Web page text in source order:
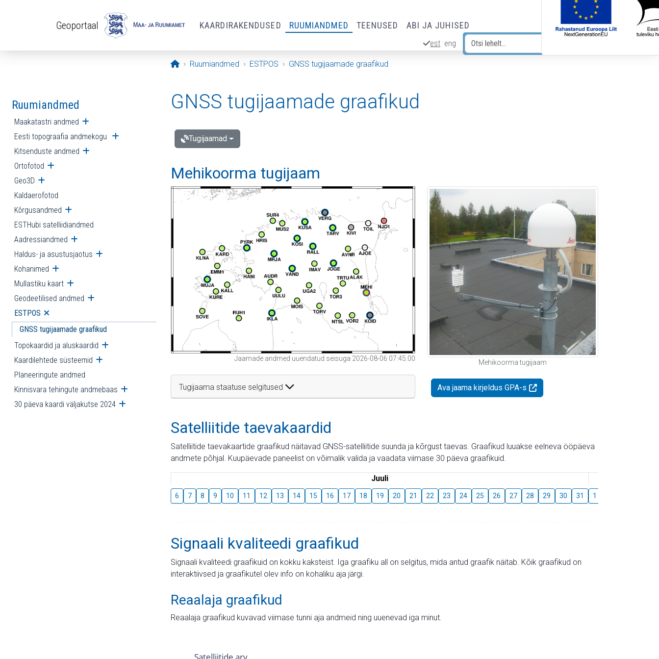
Geoportaal KAARDIRAKENDUSED RUUMIANDMED TEENUSED ABI JA JUHISED
est eng
Avaleht
Ruumiandmed ESTPOS GNSS tugijaamade graafikud
Ruumiandmed
Maakatastri andmed Ava alammenüü
Eesti topograafia andmekogu Ava alammenüü
Kitsenduste andmed Ava alammenüü
Ortofotod Ava alammenüü
Geo3D Ava alammenüü
Kaldaerofotod
Kõrgusandmed Ava alammenüü
ESTHubi satelliidiandmed
Aadressiandmed Ava alammenüü
Haldus- ja asustusjaotus Ava alammenüü
Kohanimed Ava alammenüü
Mullastiku kaart Ava alammenüü
Geodeetilised andmed Ava alammenüü
ESTPOS Ava alammenüü
GNSS tugijaamade graafikud
Topokaardid ja aluskaardid Ava alammenüü
Kaardilehtede süsteemid Ava alammenüü
Planeeringute andmed
Kinnisvara tehingute andmebaas Ava alammenüü
30 päeva kaardi väljakutse 2024 Ava alammenüü
GNSS tugijaamade graafikud
Tugijaamad
Mehikoorma tugijaam
Jaamade andmed uuendatud seisuga 2026-08-06 07:45:00
Tugijaama staatuse selgitused
Mehikoorma tugijaam
Ava jaama kirjeldus GPA-s
Satelliitide taevakaardid
Satelliitide taevakaartide graafikud näitavad GNSS-satelliitide suunda ja kõrgust taevas. Graafikud luuakse eelneva ööpäeva
andmete põhjal. Kuupäevade paneelist on võimalik valida ja vaadata viimase 30 päeva graafikuid.
Juuli
6 7 8 9 10 11 12 13 14 15 16 17 18 19 20 21 22 23 24 25 26 27 28 29 30 31 1
Signaali kvaliteedi graafikud
Signaali kvaliteedi graafikuid on kokku kaksteist. Iga graafiku all on selgitus, mida antud graafik näitab. Kõik graafikud on
interaktiivsed ja graafikutel olev info on kohaliku aja järgi.
Reaalaja graafikud
Reaalaja graafikud kuvavad viimase tunni aja andmeid ning uuenevad iga minut.